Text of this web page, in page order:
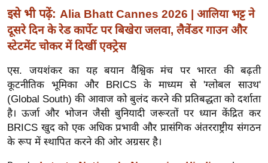
व
र्ल्ड
न्यू
ब्री
फ
म
नो
रं
इसे भी पढ़ें: Alia Bhatt Cannes 2026 | आलिया भट्ट ने
दूसरे दिन के रेड कार्पेट पर बिखेरा जलवा, लैवेंडर गाउन और
स्टेटमेंट चोकर में दिखीं एक्ट्रेस
एस. जयशंकर का यह बयान वैश्विक मंच पर भारत की बढ़ती
कूटनीतिक भूमिका और BRICS के माध्यम से 'ग्लोबल साउथ'
(Global South) की आवाज को बुलंद करने की प्रतिबद्धता को दर्शाता
है। ऊर्जा और भोजन जैसी बुनियादी जरूरतों पर ध्यान केंद्रित कर
BRICS खुद को एक अधिक प्रभावी और प्रासंगिक अंतरराष्ट्रीय संगठन
के रूप में स्थापित करने की ओर अग्रसर है।